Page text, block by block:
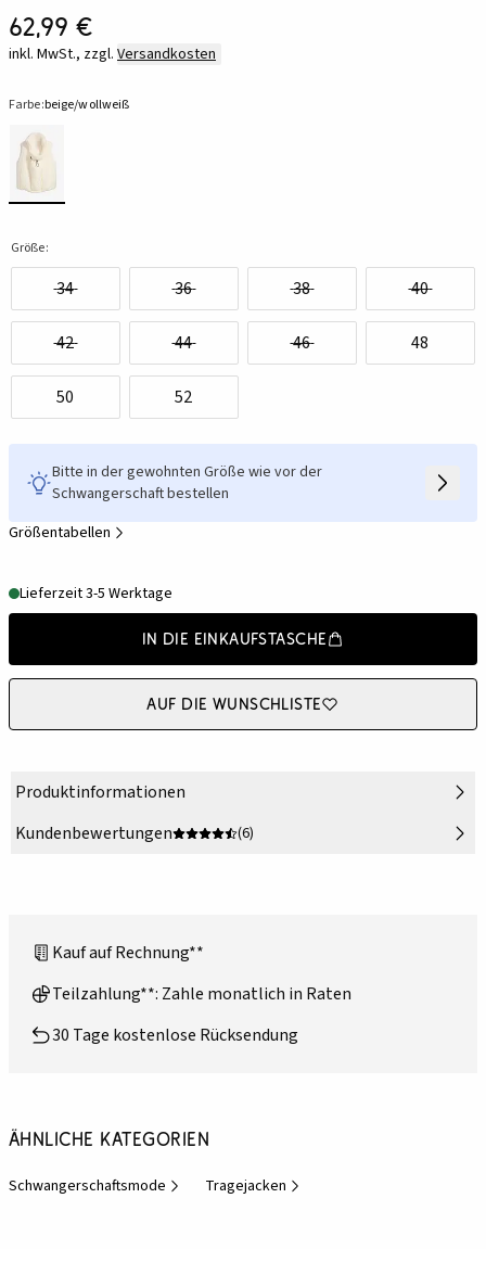
62,99 €
inkl. MwSt., zzgl. Versandkosten
Farbe:beige/wollweiß
Größe:
34 36 38 40
42 44 46 48
50 52
Bitte in der gewohnten Größe wie vor der
Schwangerschaft bestellen
Größentabellen
Lieferzeit 3-5 Werktage
In die Einkaufstasche
Auf die Wunschliste
Produktinformationen
Kundenbewertungen
(6)
Kauf auf Rechnung**
Teilzahlung**: Zahle monatlich in Raten
30 Tage kostenlose Rücksendung
Ähnliche Kategorien
Schwangerschaftsmode Tragejacken